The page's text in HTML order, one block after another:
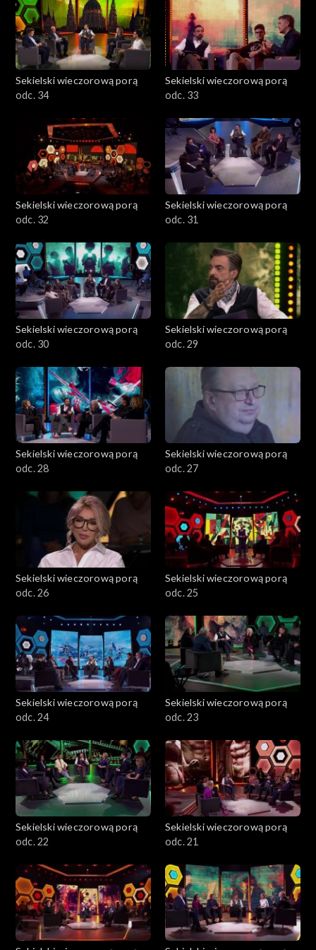
Hartwińska - dziennikarka sestry.eu i korespondentka wojenna.
Sekielski wieczorową porą
odc. 34
Sekielski wieczorową porą
odc. 33
Sekielski wieczorową porą
odc. 32
Sekielski wieczorową porą
odc. 31
Sekielski wieczorową porą
odc. 30
Sekielski wieczorową porą
odc. 29
Sekielski wieczorową porą
odc. 28
Sekielski wieczorową porą
odc. 27
Sekielski wieczorową porą
odc. 26
Sekielski wieczorową porą
odc. 25
Sekielski wieczorową porą
odc. 24
Sekielski wieczorową porą
odc. 23
Sekielski wieczorową porą
odc. 22
Sekielski wieczorową porą
odc. 21